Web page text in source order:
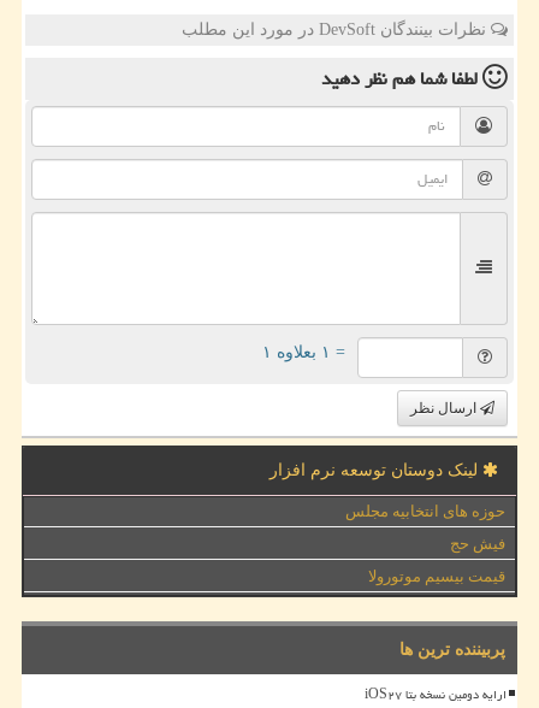
نظرات بینندگان DevSoft در مورد این مطلب
لطفا شما همنظر دهید
= ۱ بعلاوه ۱
ارسال نظر
لینک دوستان توسعه نرم افزار
حوزه های انتخابیه مجلس
فیش حج
قیمت بیسیم موتورولا
پربیننده ترین ها
ارایه دومین نسخه بتا iOS۲۷